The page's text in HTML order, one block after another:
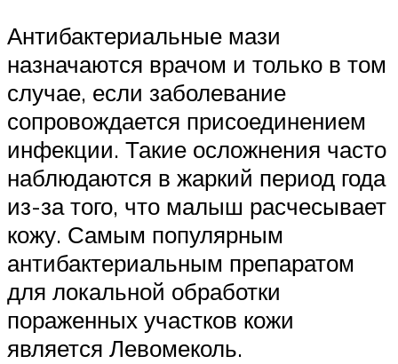
Антибактериальные мази
назначаются врачом и только в том
случае, если заболевание
сопровождается присоединением
инфекции. Такие осложнения часто
наблюдаются в жаркий период года
из-за того, что малыш расчесывает
кожу. Самым популярным
антибактериальным препаратом
для локальной обработки
пораженных участков кожи
является Левомеколь.